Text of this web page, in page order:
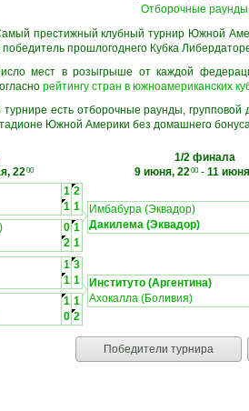
Отборочные раунды
престижный клубный турнир Южной
победитель прошлогоднего Кубка
мест в розыгрыше от каждой
рейтингу стран в южноамериканских
турнире есть отборочные раунды,
Южной Америки без домашнего
2200
1/2 финала
9 июня, 2200- 11
1 2
1 1
0 1
2 1
Имбабура (Эквадор)
Дакилема (Эквадор)
1 3
1 1
1 1
0 2
Институто (Аргентина)
Ахокалла (Боливия)
Победители турнира